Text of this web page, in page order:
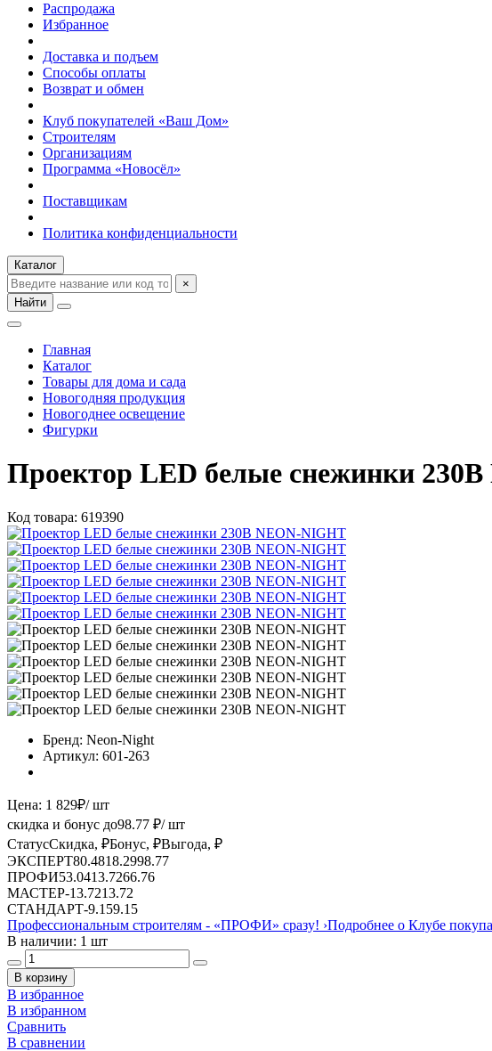
Распродажа
Избранное
Доставка и подъем
Способы оплаты
Возврат и обмен
Клуб покупателей «Ваш Дом»
Строителям
Организациям
Программа «Новосёл»
Поставщикам
Политика конфиденциальности
Каталог
×
Найти
Главная
Каталог
Товары для дома и сада
Новогодняя продукция
Новогоднее освещение
Фигурки
Проектор LED белые снежинки
Код товара: 619390
Бренд: Neon-Night
Артикул: 601-263
Цена: 1 829₽/ шт
скидка и бонус до98.77 ₽/ шт
СтатусСкидка, ₽Бонус, ₽Выгода, ₽
ЭКСПЕРТ80.4818.2998.77
ПРОФИ53.0413.7266.76
МАСТЕР-13.7213.72
СТАНДАРТ-9.159.15
Профессиональным строителям - «ПРОФИ» сразу! ›Подробнее о Клубе
В наличии: 1 шт
В корзину
В избранное
В избранном
Сравнить
В сравнении